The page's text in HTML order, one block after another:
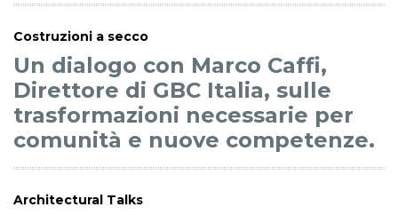
Costruzioni a secco
Un dialogo con Marco Caffi,
Direttore di GBC Italia, sulle
trasformazioni necessarie per
comunità e nuove competenze.
Architectural Talks